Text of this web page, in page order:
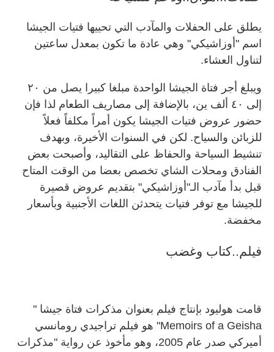
يطلق على الحفلات والمآدب التي تحييها فتيات الجيشا
اسم "أوزاشيكي" وهي عادة ما تكون بمعدل ساعتين
لتناول العشاء.
ويبلغ أجر فتاة الجيشا الواحدة مبلغا كبيرا يصل من ٢٠
إلى ٤٠ ألف ين، بالإضافة إلى مصاريف الطعام لذا فإن
حضور عروض فتيات الجيشا يكون أمراً مكلفاً فعلاً
للزبائن والسياح. لكن في السنوات الأخيرة، وبهدف
تنشيط السياحة والحفاظ على التقاليد، وأصبحت بعض
الفنادق ومحلات الشاي تخصص بعضا من الوقت المتاح
قبل بدأ مآدب الـ"أوزاشيكي" بتقديم عروض قصيرة
للجيشا مع توفر فتيات يتحدثن اللغات الأجنبية وبأسعار
مخفضة.
فيلم..كتاب وغضب
قامت هوليود بإنتاج فيلم بعنوان مذكرات فتاة جيشا "
Memoirs of a Geisha" هو فيلم تراجيدي رومانسي
أميركي صدر عام 2005، وهو مأخوذ عن رواية "مذكرات